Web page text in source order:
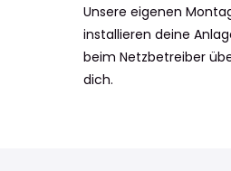
Unsere eigenen
installieren deine
beim Netzbetreiber
dich.